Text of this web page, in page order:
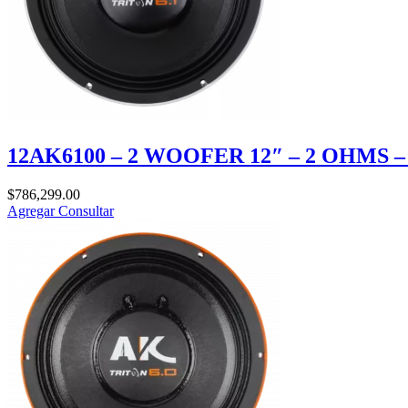
12AK6100 – 2 WOOFER 12″ – 2 OHMS
$786,299.00
AgregarConsultar